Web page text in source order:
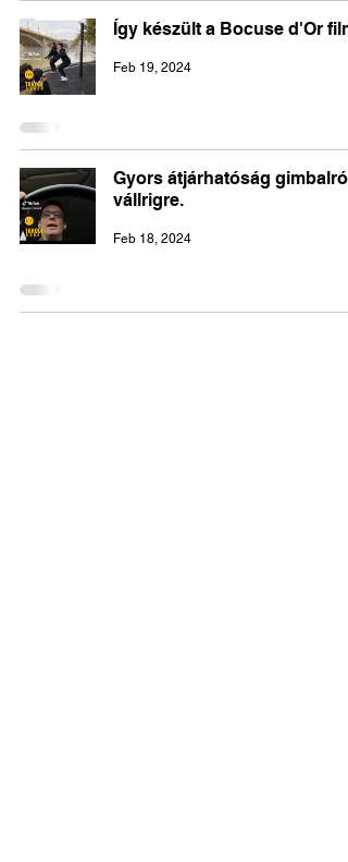
Így készült a Bocuse d'Or
Feb 19, 2024
Gyors átjárhatóság gimbalról
vállrigre.
Feb 18, 2024